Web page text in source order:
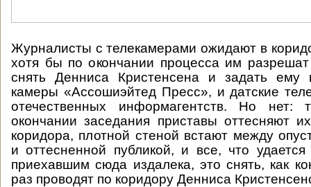
Журналисты с телекамерами ожидают в
хотя бы по окончании процесса им
снять Денниса Кристенсена и задать ему
камеры «Ассошиэйтед Пресс», и датские
отечественных информагентств. Но
окончании заседания приставы оттесняют
коридора, плотной стеной встают между
и оттесненной публикой, и все, что удается
приехавшим сюда издалека, это снять, как
раз проводят по коридору Денниса